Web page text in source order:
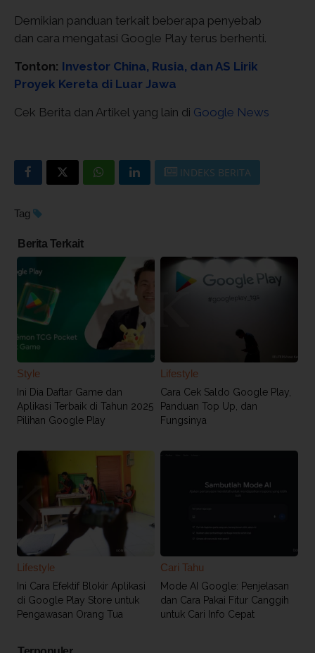
Demikian panduan terkait beberapa penyebab
dan cara mengatasi Google Play terus berhenti.
Tonton: Investor China, Rusia, dan AS Lirik
Proyek Kereta di Luar Jawa
Cek Berita dan Artikel yang lain di Google News
INDEKS BERITA
Tag
Berita Terkait
Style
Ini Dia Daftar Game dan
Aplikasi Terbaik di Tahun 2025
Pilihan Google Play
Lifestyle
Cara Cek Saldo Google Play,
Panduan Top Up, dan
Fungsinya
Lifestyle
Ini Cara Efektif Blokir Aplikasi
di Google Play Store untuk
Pengawasan Orang Tua
Cari Tahu
Mode AI Google: Penjelasan
dan Cara Pakai Fitur Canggih
untuk Cari Info Cepat